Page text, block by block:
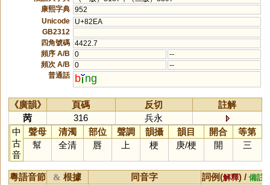
康熙字典 952
Unicode
U+82EA
GB2312
四角號碼 4422.7
頻序 A/B
0
--
頻次 A/B
0
--
普通話
b ng
《廣韻》 頁碼 反切
註解
苪
316
兵永
中
古
音
聲母 清濁 部位 聲調 韻攝 韻目 開合
等第
幫
全清 唇 上 梗 庚/梗 開 三
粵語音節 & 根據 同音字 詞例(解釋) / 備註